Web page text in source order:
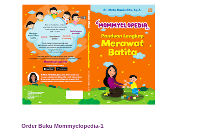
Order Buku Mommyclopedia-1